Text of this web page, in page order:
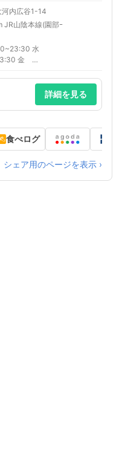
内広谷1-14
JR山陰本線(園部ｰ
水
金
業時間は異なりま
ださい。
詳細を見る
食べログ
シェア用のページを表示 ›